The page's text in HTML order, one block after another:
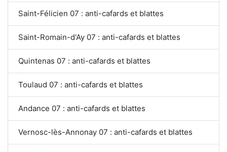
Saint-Félicien 07 : anti-cafards et blattes
Saint-Romain-d'Ay 07 : anti-cafards et blattes
Quintenas 07 : anti-cafards et blattes
Toulaud 07 : anti-cafards et blattes
Andance 07 : anti-cafards et blattes
Vernosc-lès-Annonay 07 : anti-cafards et blattes